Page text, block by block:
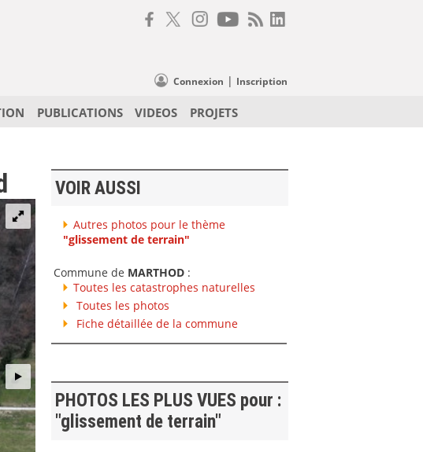
Connexion | Inscription
PUBLICATIONS VIDEOS PROJETS
VOIR AUSSI
Autres photos pour le thème
"glissement de terrain"
Commune de MARTHOD:
Toutes les catastrophes naturelles
Toutes les photos
Fiche détaillée de la commune
PHOTOS LES PLUS VUES pour :
"glissement de terrain"